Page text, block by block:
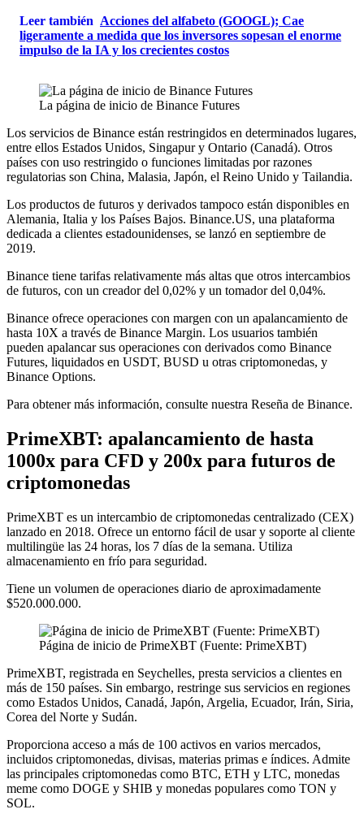
Leer también Acciones del alfabeto (GOOGL); Cae
ligeramente a medida que los inversores sopesan el enorme
impulso de la IA y los crecientes costos
La página de inicio de Binance Futures
Los servicios de Binance están restringidos en determinados lugares,
entre ellos Estados Unidos, Singapur y Ontario (Canadá). Otros
países con uso restringido o funciones limitadas por razones
regulatorias son China, Malasia, Japón, el Reino Unido y Tailandia.
Los productos de futuros y derivados tampoco están disponibles en
Alemania, Italia y los Países Bajos. Binance.US, una plataforma
dedicada a clientes estadounidenses, se lanzó en septiembre de
2019.
Binance tiene tarifas relativamente más altas que otros intercambios
de futuros, con un creador del 0,02% y un tomador del 0,04%.
Binance ofrece operaciones con margen con un apalancamiento de
hasta 10X a través de Binance Margin. Los usuarios también
pueden apalancar sus operaciones con derivados como Binance
Futures, liquidados en USDT, BUSD u otras criptomonedas, y
Binance Options.
Para obtener más información, consulte nuestra Reseña de Binance.
PrimeXBT: apalancamiento de hasta
1000x para CFD y 200x para futuros de
criptomonedas
PrimeXBT es un intercambio de criptomonedas centralizado (CEX)
lanzado en 2018. Ofrece un entorno fácil de usar y soporte al cliente
multilingüe las 24 horas, los 7 días de la semana. Utiliza
almacenamiento en frío para seguridad.
Tiene un volumen de operaciones diario de aproximadamente
$520.000.000.
Página de inicio de PrimeXBT (Fuente: PrimeXBT)
PrimeXBT, registrada en Seychelles, presta servicios a clientes en
más de 150 países. Sin embargo, restringe sus servicios en regiones
como Estados Unidos, Canadá, Japón, Argelia, Ecuador, Irán, Siria,
Corea del Norte y Sudán.
Proporciona acceso a más de 100 activos en varios mercados,
incluidos criptomonedas, divisas, materias primas e índices. Admite
las principales criptomonedas como BTC, ETH y LTC, monedas
meme como DOGE y SHIB y monedas populares como TON y
SOL.